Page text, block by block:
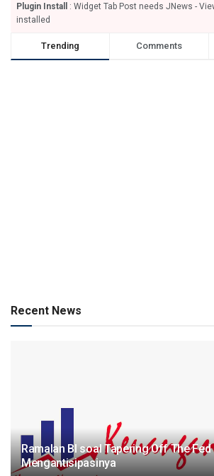
Plugin Install
: Widget Tab Post needs JNews -
installed
Trending Comments
Recent News
Ramalan BI soal Tapering Off The
Mengantisipasinya